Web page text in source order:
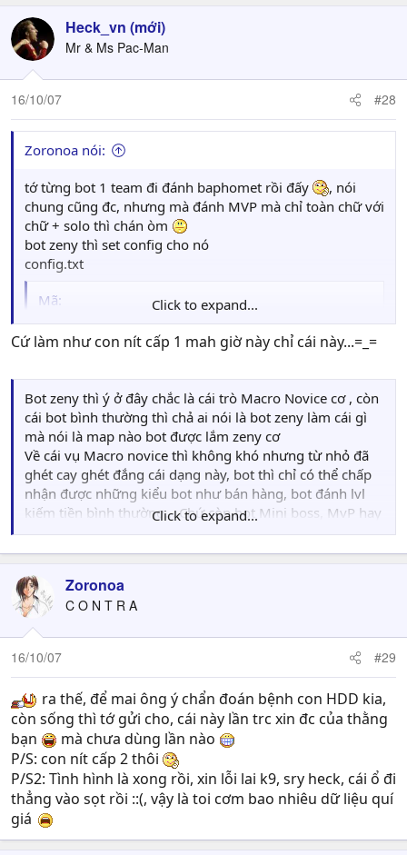
Heck_vn (mới)
Mr & Ms Pac-Man
16/10/07 #28
Zoronoa nói:
tớ từng bot 1 team đi đánh baphomet rồi đấy
, nói
chung cũng đc, nhưng mà đánh MVP mà chỉ toàn chữ với
chữ + solo thì chán òm
bot zeny thì set config cho nó
config.txt
Mã:
lock map gef_fild17
sitAuto_sp_upper 50
teleportAuto_idle 1
teleportAuto_useSkill 1
teleportAuto_search 1
route_randomWalk 0
storageAuto 1
storageAuto_distance 5
saveMap_warpToBuyOrSell 1
mon_control.txt thì
Mã:
all -1 0 0
Wild Rose 2 0 1
Click to expand...
Cứ làm như con nít cấp 1 mah giờ này chỉ cái này...=_=
Bot zeny thì ý ở đây chắc là cái trò Macro Novice cơ , còn
cái bot bình thường thì chả ai nói là bot zeny làm cái gì
mà nói là map nào bot được lắm zeny cơ
Về cái vụ Macro novice thì không khó nhưng từ nhỏ đã
ghét cay ghét đắng cái dạng này, bot thì chỉ có thể chấp
nhận được những kiểu bot như bán hàng, bot đánh lvl
kiếm tiền bình thường... Chứ còn bot Mini boss, MvP hay
là Macro Novice là 3 cái kiểu bot hạ cấp nhất, biết thì có
biết nhưng không xài và cũng chả muốn tuyên truyền.
Macro, chịu khó ngồi nghiên cứu tầm 2-3 tiếng là có thể
kiếm được 1 bản Macro khá ngon, còn nếu muốn tự viết
bản Macro thì chắc phải 2 tuần là ít
Click to expand...
Zoronoa
C O N T R A
16/10/07 #29
ra thế, để mai ông ý chẩn đoán bệnh con HDD kia,
còn sống thì tớ gửi cho, cái này lần trc xin đc của thằng
bạn
mà chưa dùng lần nào
P/S: con nít cấp 2 thôi
P/S2: Tình hình là xong rồi, xin lỗi lai k9, sry heck, cái ổ đi
thẳng vào sọt rồi ::(, vậy là toi cơm bao nhiêu dữ liệu quí
giá